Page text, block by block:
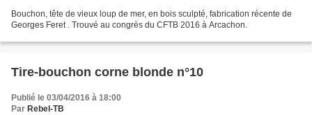
Bouchon, tête de vieux loup de mer, en bois sculpté, fabrication récente de
Georges Feret . Trouvé au congrès du CFTB 2016 à Arcachon.
Tire-bouchon corne blonde n°10
Publié le 03/04/2016 à 18:00
Par Rebel-TB